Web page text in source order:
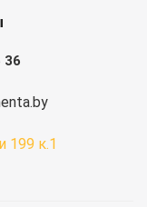
36
199 к.1